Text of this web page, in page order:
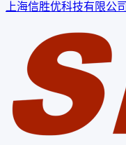
上海信胜优科技有限公司